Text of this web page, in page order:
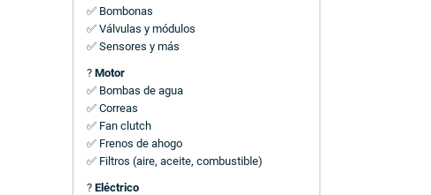
✅ Bombonas
✅ Válvulas y módulos
✅ Sensores y más
? Motor
✅ Bombas de agua
✅ Correas
✅ Fan clutch
✅ Frenos de ahogo
✅ Filtros (aire, aceite, combustible)
? Eléctrico